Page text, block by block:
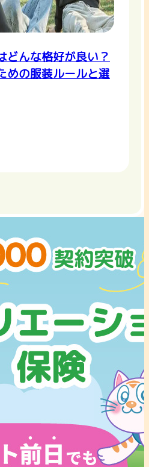
どんな格好が良い？
めの服装ルールと選